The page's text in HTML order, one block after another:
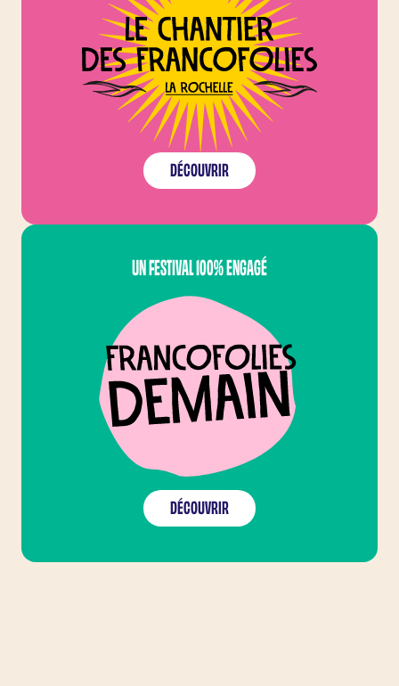
DÉCOUVRIR
FRANCOFOLIES
UN FESTIVAL 100% ENGAGÉ
DÉCOUVRIR